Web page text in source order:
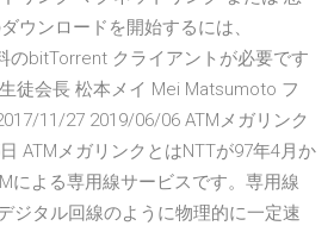
ウンロードを開始するには、
のbitTorrent クライアントが必要です
徒会長 松本メイ Mei Matsumoto フ
11/27 2019/06/06 ATMメガリンク
ATMメガリンクとはNTTが97年4月か
による専用線サービスです。専用線
ジタル回線のように物理的に一定速